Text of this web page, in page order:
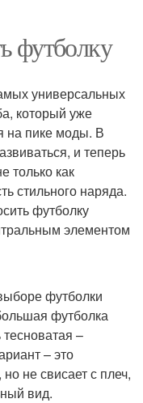
футболку
универсальных
который уже
на пике моды. В
и теперь
только как
стильного наряда.
футболку
элементом
футболки
футболка
–
– это
не свисает с плеч,
вид.